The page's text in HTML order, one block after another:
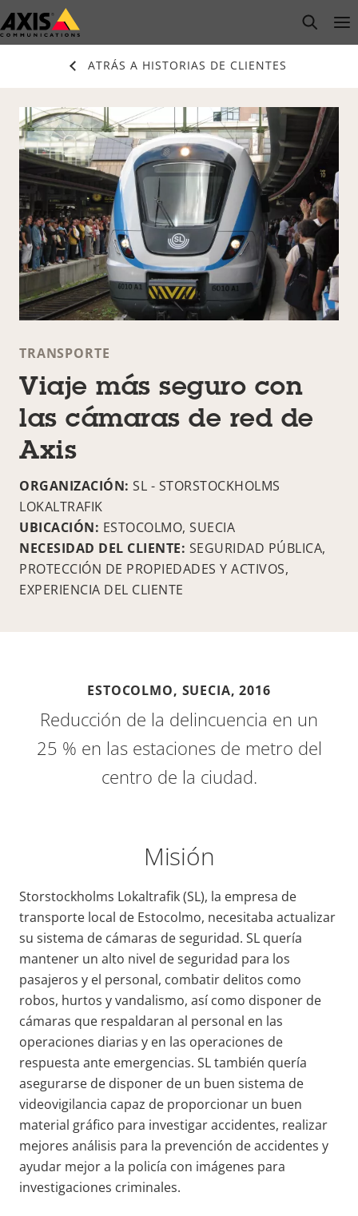
Saltar
al
open
ATRÁS A HISTORIAS DE CLIENTES
TRANSPORTE
Viaje más seguro con
las cámaras de red de
Axis
ORGANIZACIÓN: SL - STORSTOCKHOLMS
LOKALTRAFIK
UBICACIÓN: ESTOCOLMO, SUECIA
NECESIDAD DEL CLIENTE: SEGURIDAD PÚBLICA,
PROTECCIÓN DE PROPIEDADES Y ACTIVOS,
EXPERIENCIA DEL CLIENTE
ESTOCOLMO, SUECIA,2016
Reducción de la delincuencia en un
25 % en las estaciones de metro del
centro de la ciudad.
Misión
Storstockholms Lokaltrafik (SL), la empresa de
transporte local de Estocolmo, necesitaba actualizar
su sistema de cámaras de seguridad. SL quería
mantener un alto nivel de seguridad para los
pasajeros y el personal, combatir delitos como
robos, hurtos y vandalismo, así como disponer de
cámaras que respaldaran al personal en las
operaciones diarias y en las operaciones de
respuesta ante emergencias. SL también quería
asegurarse de disponer de un buen sistema de
videovigilancia capaz de proporcionar un buen
material gráfico para investigar accidentes, realizar
mejores análisis para la prevención de accidentes y
ayudar mejor a la policía con imágenes para
investigaciones criminales.